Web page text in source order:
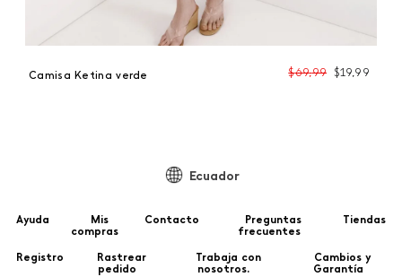
Camisa Ketina verde $69,99 $19,99
Ecuador
Ayuda
Mis
compras
Contacto
Preguntas
frecuentes
Tiendas
Registro
Rastrear
pedido
Trabaja con
nosotros.
Cambios y
Garantía